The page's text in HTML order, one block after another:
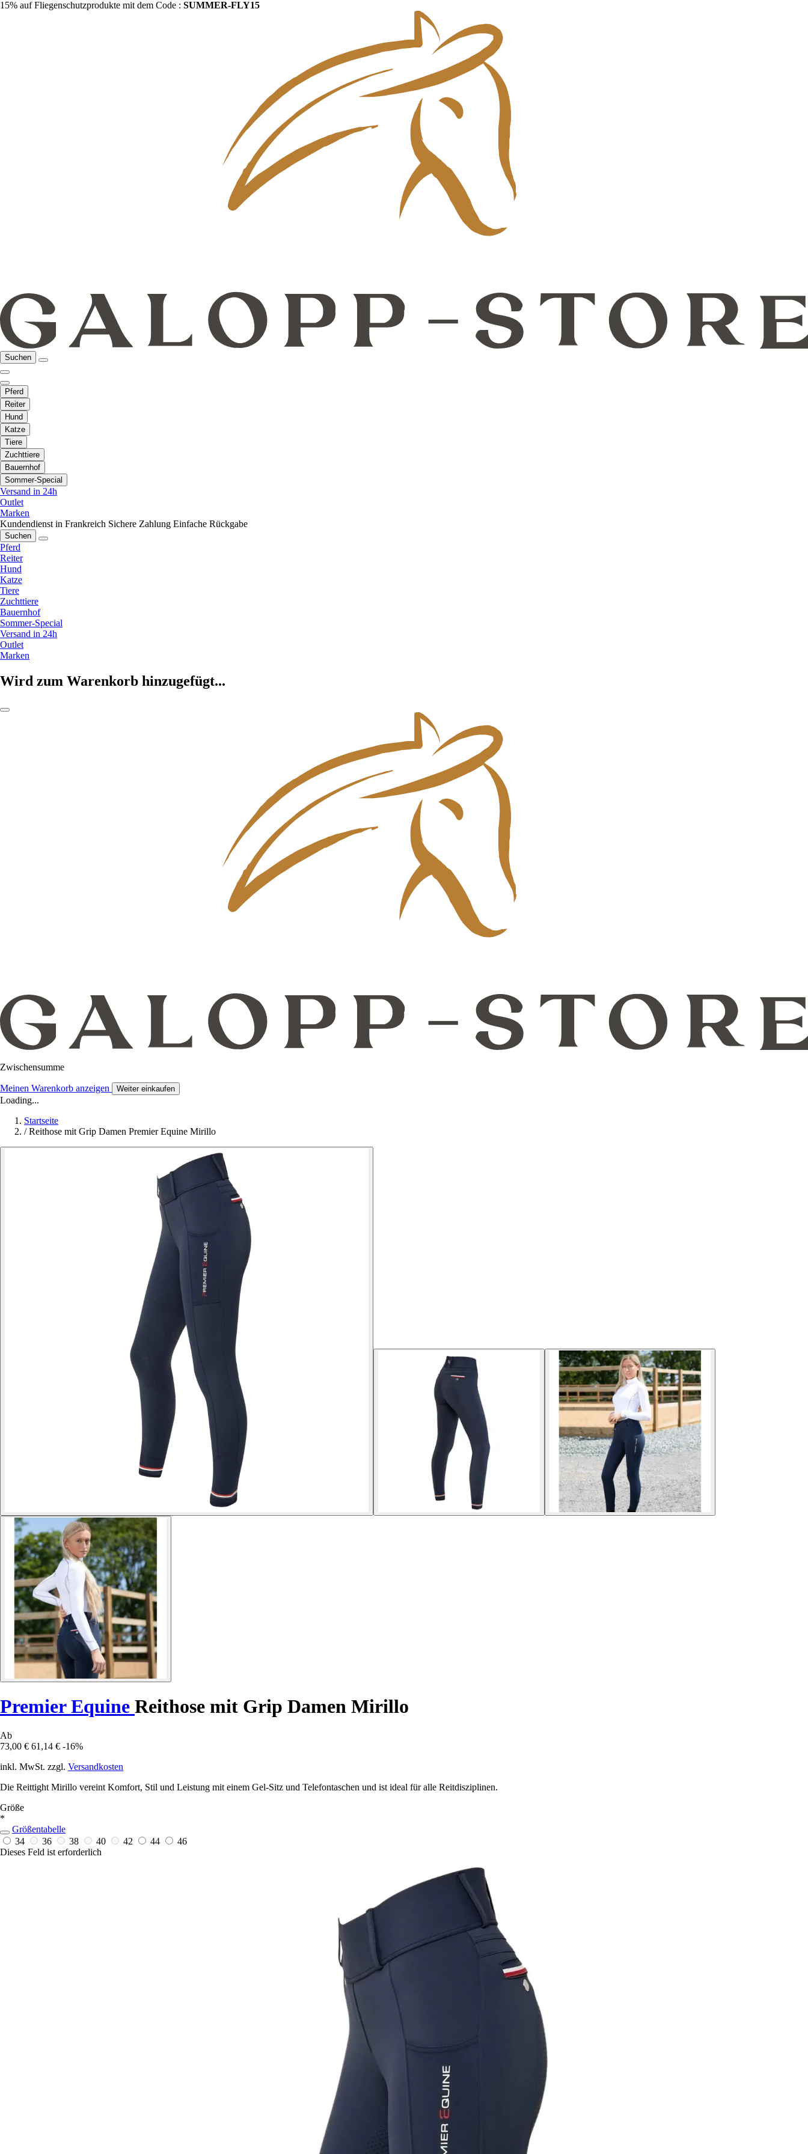
15% auf Fliegenschutzprodukte mit dem Code : SUMMER-FLY15
Suchen
Pferd
Reiter
Hund
Katze
Tiere
Zuchttiere
Bauernhof
Sommer-Special
Versand in 24h
Outlet
Marken
Kundendienst in Frankreich Sichere Zahlung Einfache Rückgabe
Suchen
Pferd
Reiter
Hund
Katze
Tiere
Zuchttiere
Bauernhof
Sommer-Special
Versand in 24h
Outlet
Marken
Wird zum Warenkorb hinzugefügt...
Zwischensumme
Meinen Warenkorb anzeigen Weiter einkaufen
Loading...
Startseite
/ Reithose mit Grip Damen Premier Equine Mirillo
Premier Equine Reithose mit Grip Damen Mirillo
Ab
73,00 € 61,14 € -16%
inkl. MwSt. zzgl. Versandkosten
Die Reittight Mirillo vereint Komfort, Stil und Leistung mit einem Gel-Sitz und Telefontaschen und ist ideal für alle Reitdisziplinen.
Größe
*
Größentabelle
34
36 38 40 42 44
46
Dieses Feld ist erforderlich